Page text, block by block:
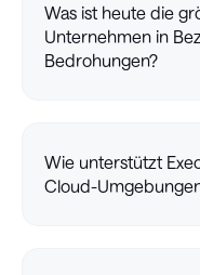
Was ist heute die
Unternehmen in
Bedrohungen?
Wie unterstützt
Cloud-